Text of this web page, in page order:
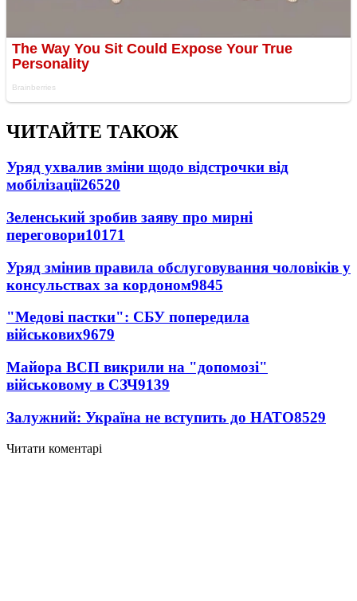
ЧИТАЙТЕ ТАКОЖ
Уряд ухвалив зміни щодо відстрочки від
мобілізації26520
Зеленський зробив заяву про мирні
переговори10171
Уряд змінив правила обслуговування чоловіків у
консульствах за кордоном9845
"Медові пастки": СБУ попередила
військових9679
Майора ВСП викрили на "допомозі"
військовому в СЗЧ9139
Залужний: Україна не вступить до НАТО8529
Читати коментарі